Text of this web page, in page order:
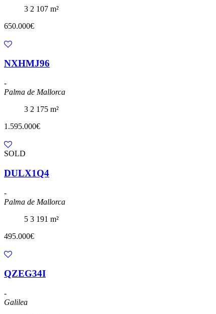
3 2 107 m²
650.000€
NXHMJ96
-
Palma de Mallorca
3 2 175 m²
1.595.000€
SOLD
DULX1Q4
-
Palma de Mallorca
5 3 191 m²
495.000€
QZEG34I
-
Galilea